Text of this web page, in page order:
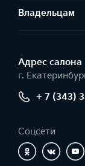
Владельцам
Адрес салонa
г.
+ 7 (343)
Соцсети